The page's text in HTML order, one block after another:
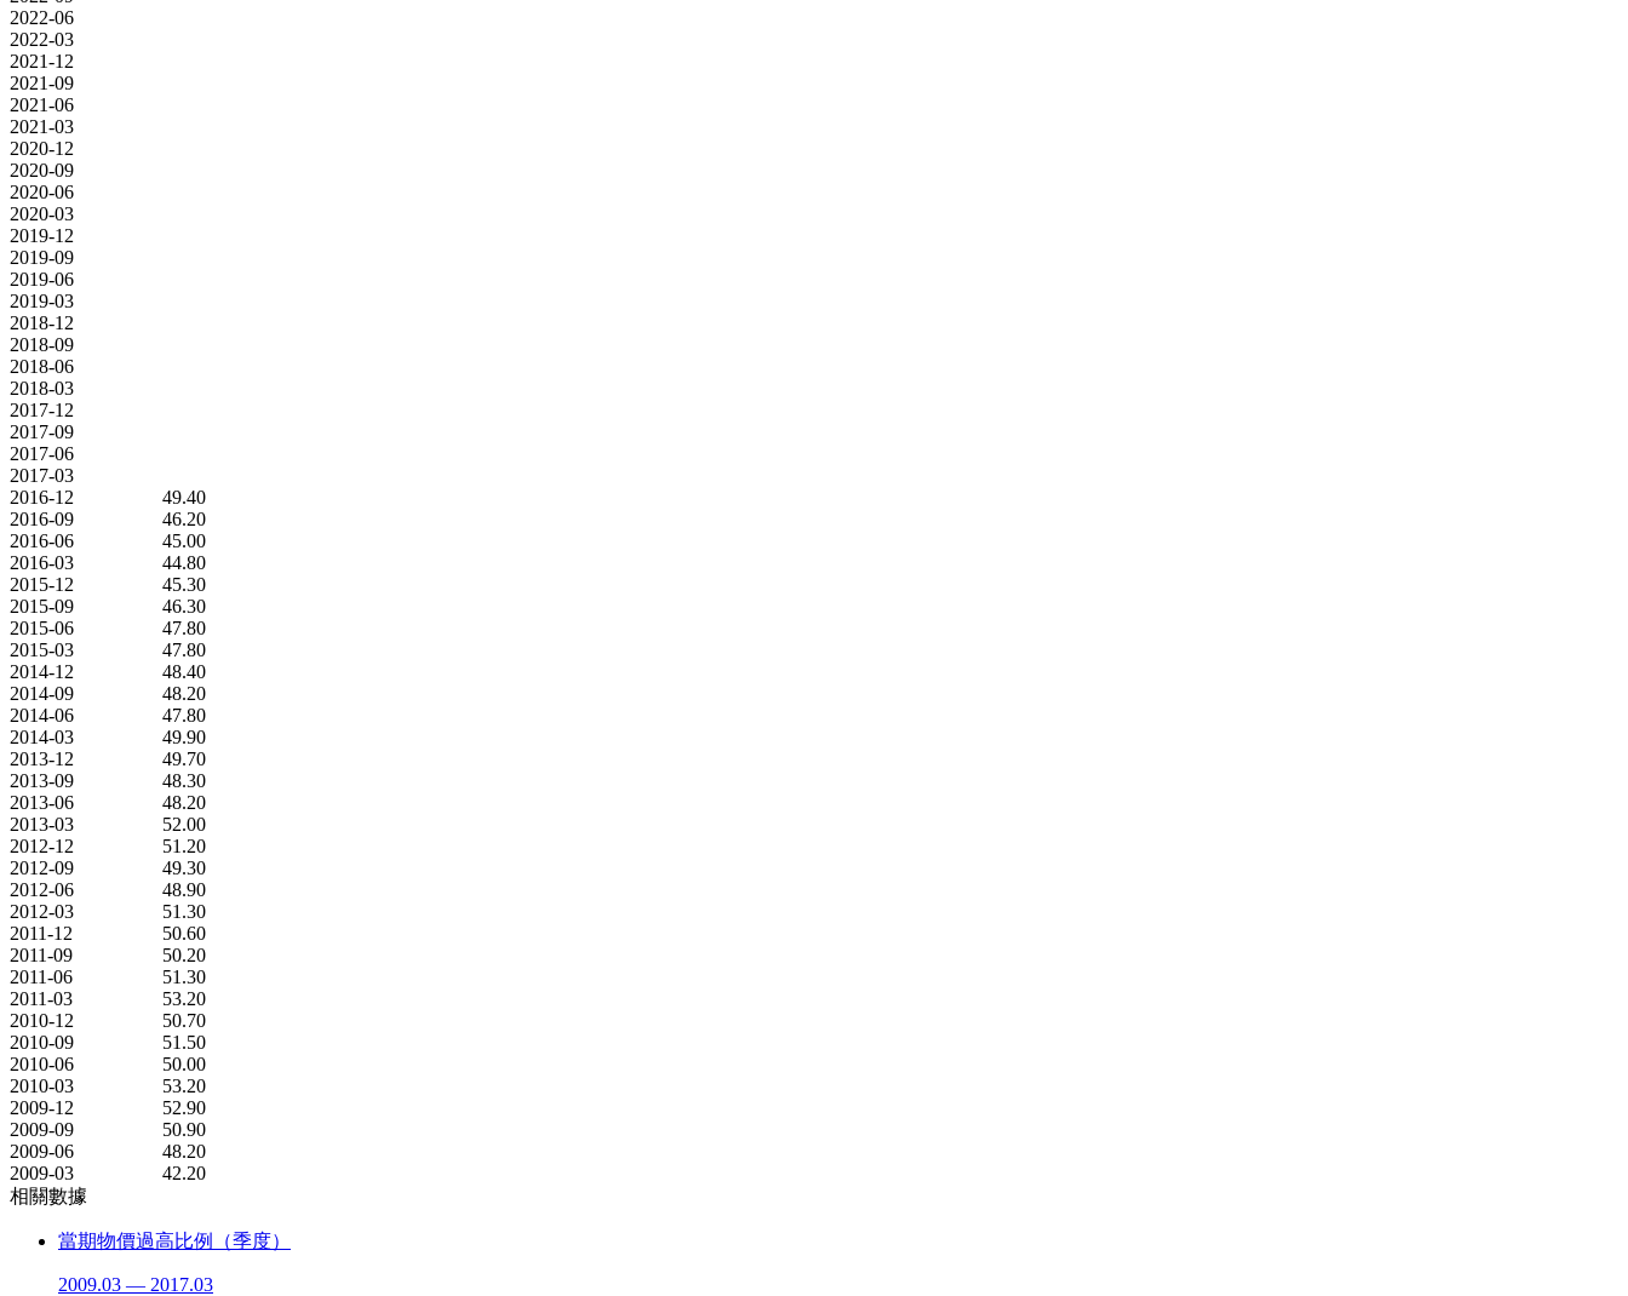
2022-06
2022-03
2021-12
2021-09
2021-06
2021-03
2020-12
2020-09
2020-06
2020-03
2019-12
2019-09
2019-06
2019-03
2018-12
2018-09
2018-06
2018-03
2017-12
2017-09
2017-06
2017-03
2016-12
49.40
2016-09
46.20
2016-06
45.00
2016-03
44.80
2015-12
45.30
2015-09
46.30
2015-06
47.80
2015-03
47.80
2014-12
48.40
2014-09
48.20
2014-06
47.80
2014-03
49.90
2013-12
49.70
2013-09
48.30
2013-06
48.20
2013-03
52.00
2012-12
51.20
2012-09
49.30
2012-06
48.90
2012-03
51.30
2011-12
50.60
2011-09
50.20
2011-06
51.30
2011-03
53.20
2010-12
50.70
2010-09
51.50
2010-06
50.00
2010-03
53.20
2009-12
52.90
2009-09
50.90
2009-06
48.20
2009-03
42.20
相關數據
當期物價過高比例（季度）
2009.03 — 2017.03